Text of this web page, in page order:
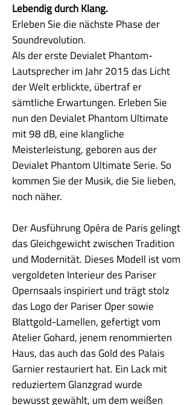
Lebendig durch Klang.
Erleben Sie die nächste Phase der
Soundrevolution.
Als der erste Devialet Phantom-
Lautsprecher im Jahr 2015 das Licht
der Welt erblickte, übertraf er
sämtliche Erwartungen. Erleben Sie
nun den Devialet Phantom Ultimate
mit 98 dB, eine klangliche
Meisterleistung, geboren aus der
Devialet Phantom Ultimate Serie. So
kommen Sie der Musik, die Sie lieben,
noch näher.
Der Ausführung Opéra de Paris gelingt
das Gleichgewicht zwischen Tradition
und Modernität. Dieses Modell ist vom
vergoldeten Interieur des Pariser
Opernsaals inspiriert und trägt stolz
das Logo der Pariser Oper sowie
Blattgold-Lamellen, gefertigt vom
Atelier Gohard, jenem renommierten
Haus, das auch das Gold des Palais
Garnier restauriert hat. Ein Lack mit
reduziertem Glanzgrad wurde
bewusst gewählt, um dem weißen